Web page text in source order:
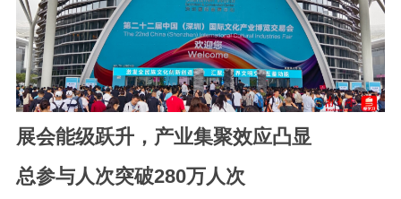
展会能级跃升，产业集聚效应凸显
总参与人次突破280万人次